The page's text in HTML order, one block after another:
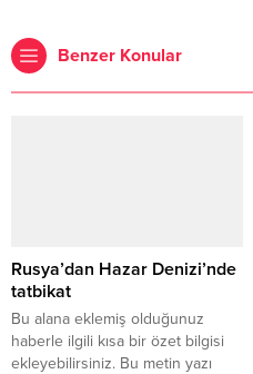
Benzer Konular
Rusya’dan Hazar Denizi’nde
tatbikat
Bu alana eklemiş olduğunuz
haberle ilgili kısa bir özet bilgisi
ekleyebilirsiniz. Bu metin yazı